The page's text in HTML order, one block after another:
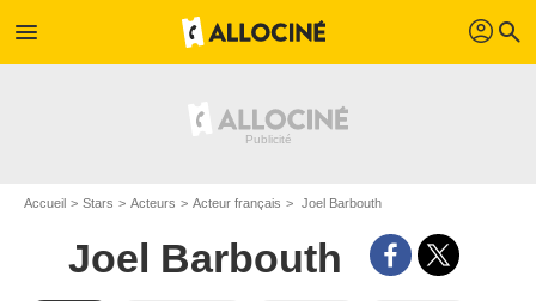
menu profil search
Accueil Stars Acteurs Acteur français Joel Barbouth
Joel Barbouth